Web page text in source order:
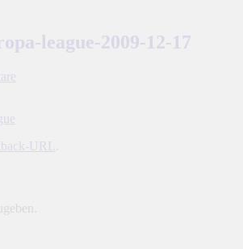
league-2009-12-17
URL